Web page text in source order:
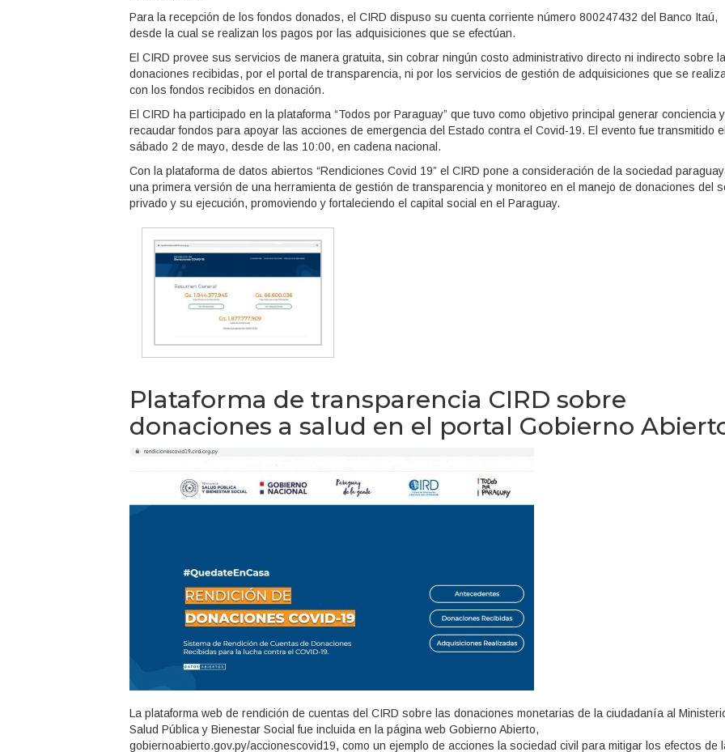
Para la recepción de los fondos donados, el CIRD dispuso su cuenta corriente número 800247432 del Banco Itaú,
desde la cual se realizan los pagos por las adquisiciones que se efectúan.
El CIRD provee sus servicios de manera gratuita, sin cobrar ningún costo administrativo directo ni indirecto sobre
donaciones recibidas, por el portal de transparencia, ni por los servicios de gestión de adquisiciones que se
con los fondos recibidos en donación.
El CIRD ha participado en la plataforma “Todos por Paraguay” que tuvo como objetivo principal generar conciencia y
recaudar fondos para apoyar las acciones de emergencia del Estado contra el Covid-19. El evento fue transmitido
sábado 2 de mayo, desde de las 10:00, en cadena nacional.
Con la plataforma de datos abiertos “Rendiciones Covid 19” el CIRD pone a consideración de la sociedad
una primera versión de una herramienta de gestión de transparencia y monitoreo en el manejo de donaciones del
privado y su ejecución, promoviendo y fortaleciendo el capital social en el Paraguay.
Plataforma de transparencia CIRD sobre
donaciones a salud en el portal Gobierno
La plataforma web de rendición de cuentas del CIRD sobre las donaciones monetarias de la ciudadanía al
Salud Pública y Bienestar Social fue incluida en la página web Gobierno Abierto,
gobiernoabierto.gov.py/accionescovid19, como un ejemplo de acciones la sociedad civil para mitigar los efectos de